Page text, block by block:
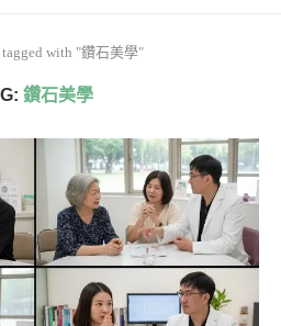
tagged with "鑽石美學"
鑽石美學